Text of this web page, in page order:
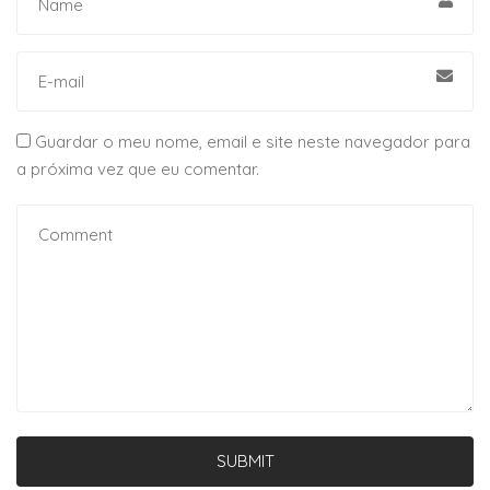
Guardar o meu nome, email e site neste navegador para
a próxima vez que eu comentar.
SUBMIT